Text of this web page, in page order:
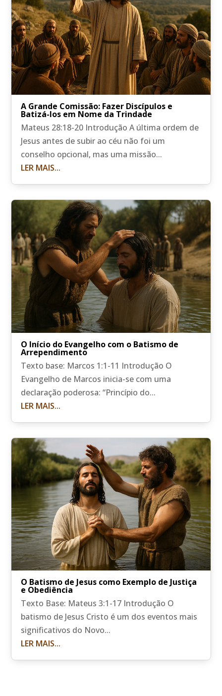
A Grande Comissão: Fazer Discípulos e
Batizá-los em Nome da Trindade
Mateus 28:18-20 Introdução A última ordem de
Jesus antes de subir ao céu não foi um
conselho opcional, mas uma missão...
LER MAIS...
O Início do Evangelho com o Batismo de
Arrependimento
Texto base: Marcos 1:1-11 Introdução O
Evangelho de Marcos inicia-se com uma
declaração poderosa: “Princípio do...
LER MAIS...
O Batismo de Jesus como Exemplo de Justiça
e Obediência
Texto Base: Mateus 3:1-17 Introdução O
batismo de Jesus Cristo é um dos eventos mais
significativos do Novo...
LER MAIS...